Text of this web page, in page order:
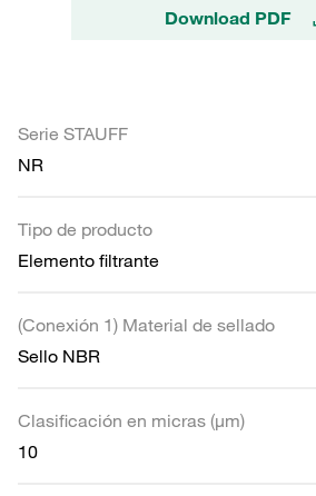
Download PDF
Serie STAUFF
NR
Tipo de producto
Elemento filtrante
(Conexión 1) Material de sellado
Sello NBR
Clasificación en micras (µm)
10